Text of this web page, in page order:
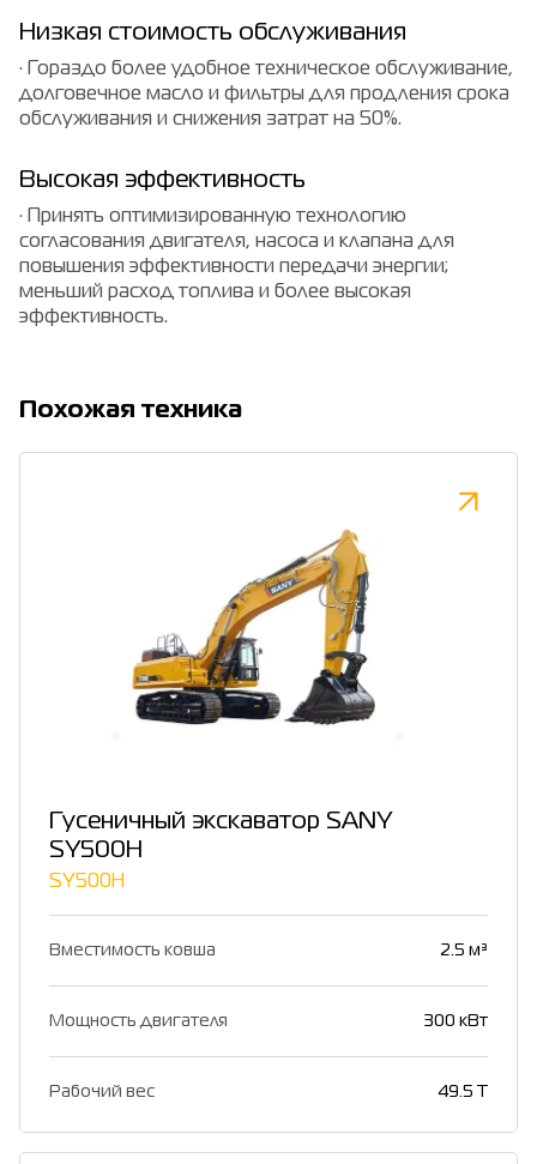
Низкая стоимость обслуживания
· Гораздо более удобное техническое обслуживание,
долговечное масло и фильтры для продления срока
обслуживания и снижения затрат на 50%.
Высокая эффективность
· Принять оптимизированную технологию
согласования двигателя, насоса и клапана для
повышения эффективности передачи энергии;
меньший расход топлива и более высокая
эффективность.
Похожая техника
Гусеничный экскаватор SANY
SY500H
SY500H
Вместимость ковша 2.5 м³
Мощность двигателя 300 кВт
Рабочий вес 49.5 T